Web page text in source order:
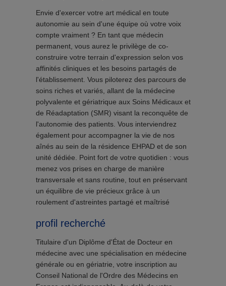
Envie d'exercer votre art médical en toute
autonomie au sein d'une équipe où votre voix
compte vraiment ? En tant que médecin
permanent, vous aurez le privilège de co-
construire votre terrain d'expression selon vos
affinités cliniques et les besoins partagés de
l'établissement. Vous piloterez des parcours de
soins riches et variés, allant de la médecine
polyvalente et gériatrique aux Soins Médicaux et
de Réadaptation (SMR) visant la reconquête de
l'autonomie des patients. Vous interviendrez
également pour accompagner la vie de nos
aînés au sein de la résidence EHPAD et de son
unité dédiée. Point fort de votre quotidien : vous
menez vos prises en charge de manière
transversale et sans routine, tout en préservant
un équilibre de vie précieux grâce à un
roulement d'astreintes partagé et maîtrisé
profil recherché
Titulaire d'un Diplôme d'État de Docteur en
médecine avec une spécialisation en médecine
générale ou en gériatrie, votre inscription au
Conseil National de l'Ordre des Médecins en